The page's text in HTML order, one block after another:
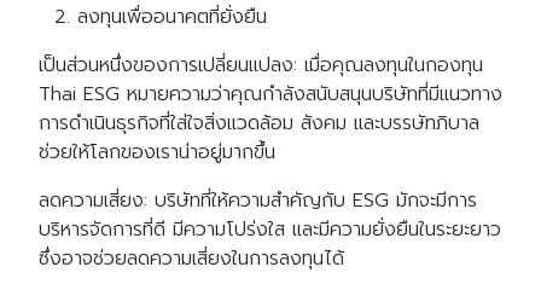
ลงทุนเพื่ออนาคตที่ยั่งยืน
เป็นส่วนหนึ่งของการเปลี่ยนแปลง: เมื่อคุณลงทุนในกองทุน
Thai ESG หมายความว่าคุณกำลังสนับสนุนบริษัทที่มีแนวทาง
การดำเนินธุรกิจที่ใส่ใจสิ่งแวดล้อม สังคม และบรรษัทภิบาล
ช่วยให้โลกของเราน่าอยู่มากขึ้น
ลดความเสี่ยง: บริษัทที่ให้ความสำคัญกับ ESG มักจะมีการ
บริหารจัดการที่ดี มีความโปร่งใส และมีความยั่งยืนในระยะยาว
ซึ่งอาจช่วยลดความเสี่ยงในการลงทุนได้